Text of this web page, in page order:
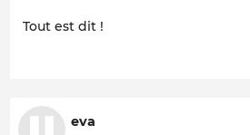
Tout est dit !
eva